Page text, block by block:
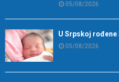
05/08/2026
U Srpskoj rođene
05/08/2026